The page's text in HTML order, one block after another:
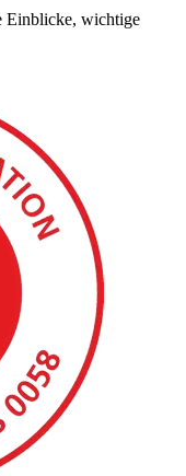
Einblicke, wichtige